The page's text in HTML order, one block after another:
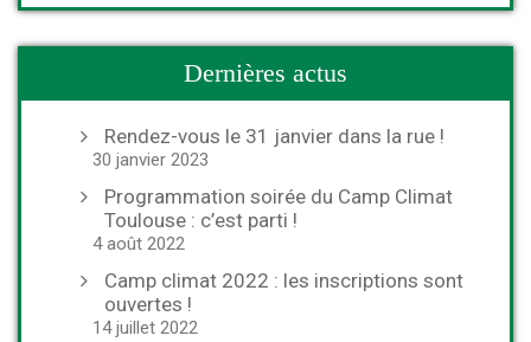
Dernières actus
Rendez-vous le 31 janvier dans la rue !
30 janvier 2023
Programmation soirée du Camp Climat
Toulouse : c’est parti !
4 août 2022
Camp climat 2022 : les inscriptions sont
ouvertes !
14 juillet 2022